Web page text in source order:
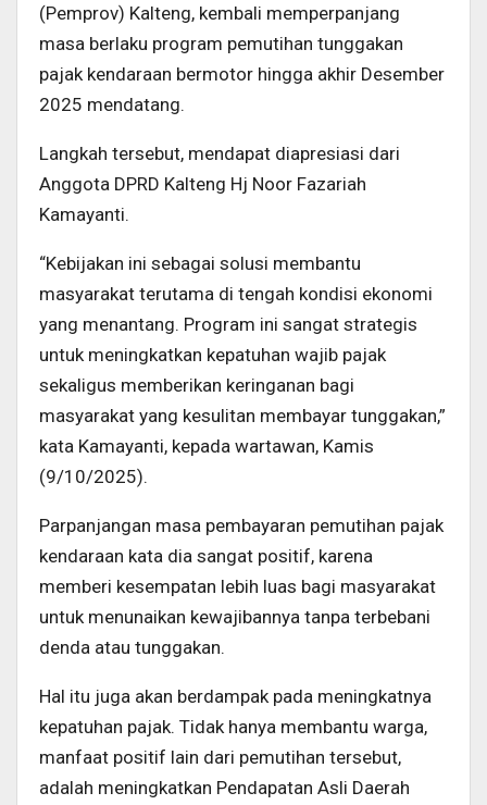
(Pemprov) Kalteng, kembali memperpanjang
masa berlaku program pemutihan tunggakan
pajak kendaraan bermotor hingga akhir Desember
2025 mendatang.
Langkah tersebut, mendapat diapresiasi dari
Anggota DPRD Kalteng Hj Noor Fazariah
Kamayanti.
“Kebijakan ini sebagai solusi membantu
masyarakat terutama di tengah kondisi ekonomi
yang menantang. Program ini sangat strategis
untuk meningkatkan kepatuhan wajib pajak
sekaligus memberikan keringanan bagi
masyarakat yang kesulitan membayar tunggakan,”
kata Kamayanti, kepada wartawan, Kamis
(9/10/2025).
Parpanjangan masa pembayaran pemutihan pajak
kendaraan kata dia sangat positif, karena
memberi kesempatan lebih luas bagi masyarakat
untuk menunaikan kewajibannya tanpa terbebani
denda atau tunggakan.
Hal itu juga akan berdampak pada meningkatnya
kepatuhan pajak. Tidak hanya membantu warga,
manfaat positif lain dari pemutihan tersebut,
adalah meningkatkan Pendapatan Asli Daerah